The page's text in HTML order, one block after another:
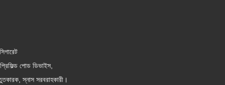
পোড ডিভাইস,
স্নাস সরবরাহকারী।